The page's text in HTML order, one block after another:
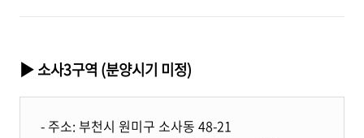
▶ 소사3구역 (분양시기 미정)
- 주소: 부천시 원미구 소사동 48-21